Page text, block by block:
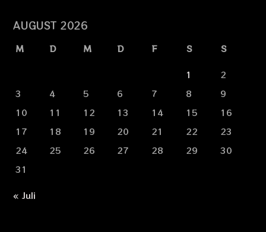
AUGUST 2026
M D M D F S S
1
2
3
4 5 6 7 8
9
10
11 12 13 14 15
16
17
18 19 20 21 22
23
24
25 26 27 28 29
30
31
« Juli